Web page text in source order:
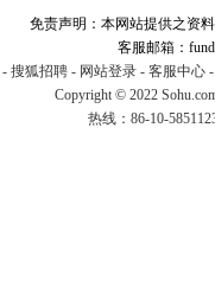
免责声明：本网站提供之资
客服邮箱：
- 搜狐招聘 - 网站登录 - 客服中心
Copyright © 2022
热线：86-10-